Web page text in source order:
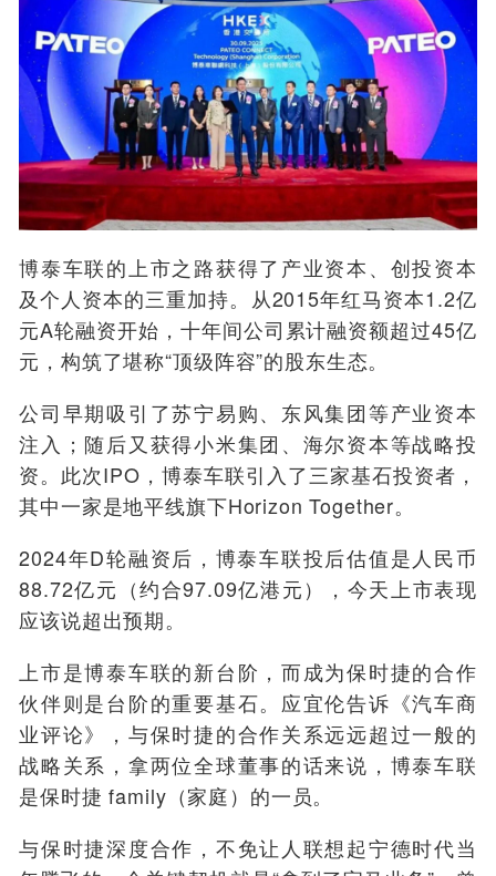
博泰车联的上市之路获得了产业资本、创投资本
及个人资本的三重加持。从2015年红马资本1.2亿
元A轮融资开始，十年间公司累计融资额超过45亿
元，构筑了堪称“顶级阵容”的股东生态。
公司早期吸引了苏宁易购、东风集团等产业资本
注入；随后又获得小米集团、海尔资本等战略投
资。此次IPO，博泰车联引入了三家基石投资者，
其中一家是地平线旗下Horizon Together。
2024年D轮融资后，博泰车联投后估值是人民币
88.72亿元（约合97.09亿港元），今天上市表现
应该说超出预期。
上市是博泰车联的新台阶，而成为保时捷的合作
伙伴则是台阶的重要基石。应宜伦告诉《汽车商
业评论》，与保时捷的合作关系远远超过一般的
战略关系，拿两位全球董事的话来说，博泰车联
是保时捷 family（家庭）的一员。
与保时捷深度合作，不免让人联想起宁德时代当